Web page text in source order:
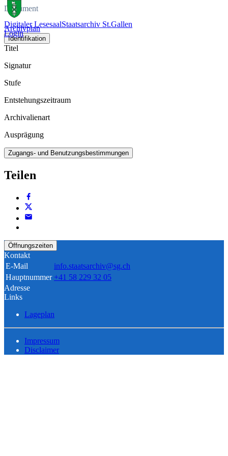
Digitaler LesesaalStaatsarchiv St.Gallen
Login
Dokument
Archivplan
Identifikation
Titel
Signatur
Stufe
Entstehungszeitraum
Archivalienart
Ausprägung
Zugangs- und Benutzungsbestimmungen
Teilen
Öffnungszeiten
Kontakt
E-Mail
info.staatsarchiv@sg.ch
Hauptnummer +41 58 229 32 05
Adresse
Links
Lageplan
Impressum
Disclaimer